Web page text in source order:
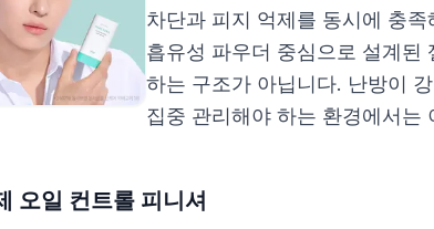
차단과 피지 억제를 동시에 충
흡유성 파우더 중심으로 설계된
하는 구조가 아닙니다. 난방이
집중 관리해야 하는 환경에서는
오일 컨트롤 피니셔